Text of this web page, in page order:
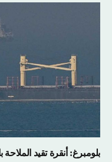
بلومبرغ: أنقرة تقيد